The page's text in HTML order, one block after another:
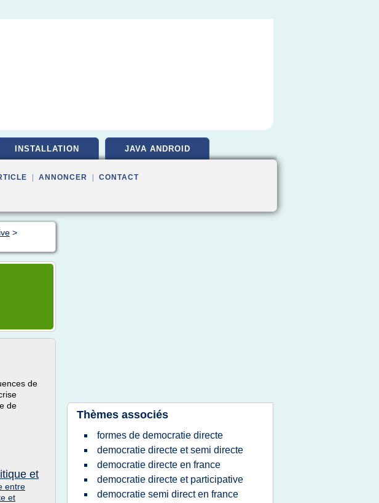
INSTALLATION JAVA ANDROID
ANNONCER CONTACT
>
de
de
et
entre
et
Thèmes associés
formes de democratie directe
democratie directe et semi directe
democratie directe en france
democratie directe et participative
democratie semi direct en france